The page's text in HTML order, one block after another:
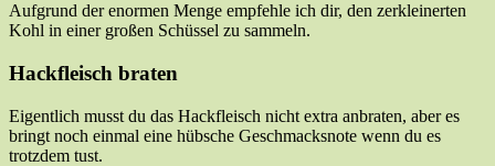
Aufgrund der enormen Menge empfehle ich dir, den zerkleinerten
Kohl in einer großen Schüssel zu sammeln.
Hackfleisch braten
Eigentlich musst du das Hackfleisch nicht extra anbraten, aber es
bringt noch einmal eine hübsche Geschmacksnote wenn du es
trotzdem tust.